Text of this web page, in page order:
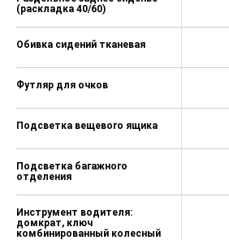
(раскладка 40/60)
Обивка сидений тканевая
Футляр для очков
Подсветка вещевого ящика
Подсветка багажного
отделения
Инструмент водителя:
домкрат, ключ
комбинированный колесный